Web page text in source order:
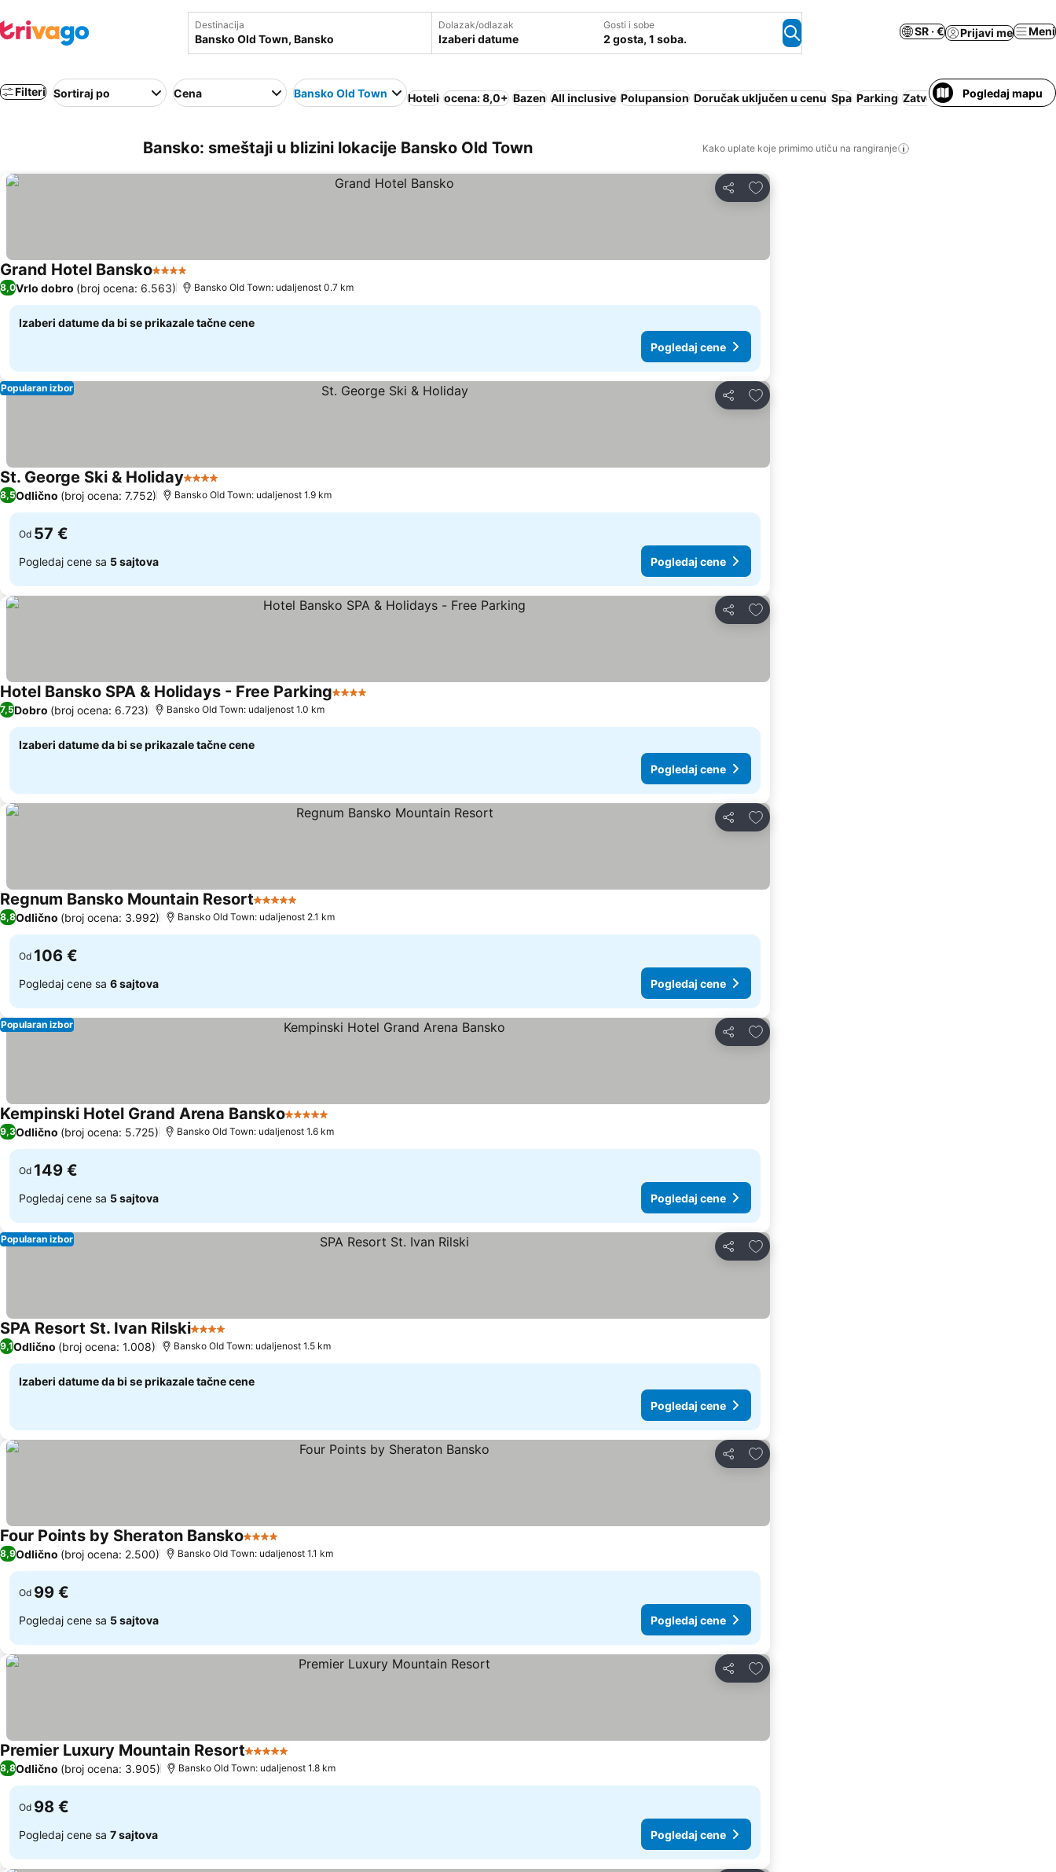
Destinacija Dolazak/odlazak
Izaberi datume
Gosti i sobe
2 gosta, 1 soba.
SR · € Prijavi me Meni
Filteri Sortiraj po Cena Bansko Old Town Hoteli ocena: 8,0+ Bazen All inclusive Polupansion Doručak uključen u cenu Spa Parking Zatvoreni bazen Pun
Pogledaj mapu
Bansko: smeštaji u blizini lokacije Bansko Old Town Kako uplate koje primimo utiču na rangiranje
Deli
Dodati u favorite
Grand Hotel Bansko4 Zvezdice
8,0Vrlo dobro (broj ocena: 6.563) Bansko Old Town: udaljenost 0.7 km
Izaberi datume da bi se prikazale tačne cene
Pogledaj cene
Deli
Dodati u favorite
Popularan izbor
St. George Ski & Holiday4 Zvezdice
8,5Odlično (broj ocena: 7.752) Bansko Old Town: udaljenost 1.9 km
Od 57 €
Pogledaj cene sa 5 sajtova Pogledaj cene
Deli
Dodati u favorite
Hotel Bansko SPA & Holidays - Free Parking4 Zvezdice
7,5Dobro (broj ocena: 6.723) Bansko Old Town: udaljenost 1.0 km
Izaberi datume da bi se prikazale tačne cene
Pogledaj cene
Deli
Dodati u favorite
Regnum Bansko Mountain Resort5 Zvezdice
8,8Odlično (broj ocena: 3.992) Bansko Old Town: udaljenost 2.1 km
Od 106 €
Pogledaj cene sa 6 sajtova Pogledaj cene
Deli
Dodati u favorite
Popularan izbor
Kempinski Hotel Grand Arena Bansko5 Zvezdice
9,3Odlično (broj ocena: 5.725) Bansko Old Town: udaljenost 1.6 km
Od 149 €
Pogledaj cene sa 5 sajtova Pogledaj cene
Deli
Dodati u favorite
Popularan izbor
SPA Resort St. Ivan Rilski4 Zvezdice
9,1Odlično (broj ocena: 1.008) Bansko Old Town: udaljenost 1.5 km
Izaberi datume da bi se prikazale tačne cene
Pogledaj cene
Deli
Dodati u favorite
Four Points by Sheraton Bansko4 Zvezdice
8,9Odlično (broj ocena: 2.500) Bansko Old Town: udaljenost 1.1 km
Od 99 €
Pogledaj cene sa 5 sajtova Pogledaj cene
Deli
Dodati u favorite
Premier Luxury Mountain Resort5 Zvezdice
8,8Odlično (broj ocena: 3.905) Bansko Old Town: udaljenost 1.8 km
Od 98 €
Pogledaj cene sa 7 sajtova Pogledaj cene